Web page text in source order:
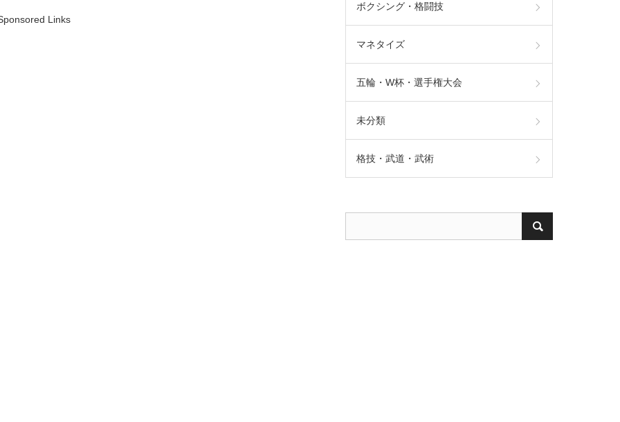
Links
ボクシング・格闘技
マネタイズ
五輪・W杯・選手権大会
未分類
格技・武道・武術